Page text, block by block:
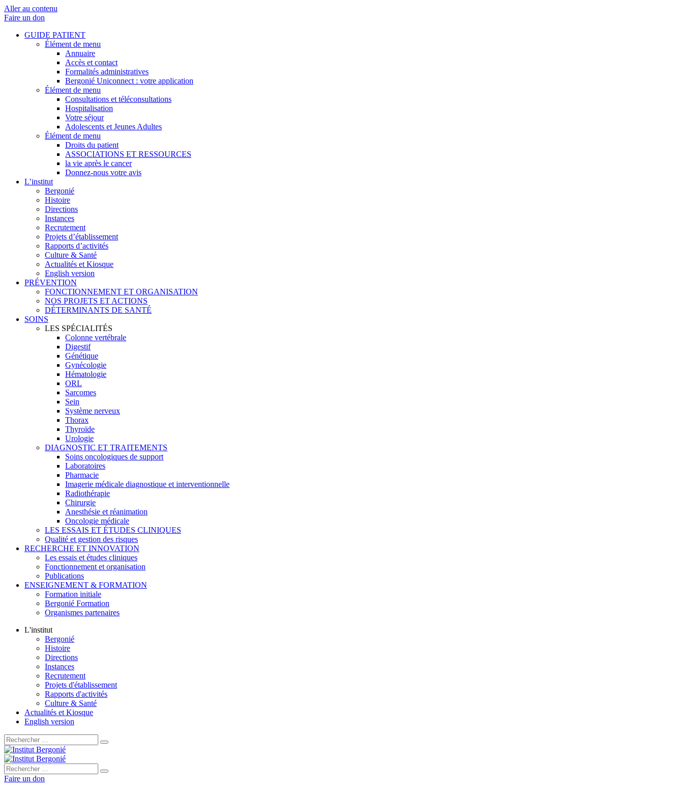
Aller au contenu
Faire un don
GUIDE PATIENT
Élément de menu
Annuaire
Accès et contact
Formalités administratives
Bergonié Uniconnect : votre application
Élément de menu
Consultations et téléconsultations
Hospitalisation
Votre séjour
Adolescents et Jeunes Adultes
Élément de menu
Droits du patient
ASSOCIATIONS ET RESSOURCES
la vie après le cancer
Donnez-nous votre avis
L’institut
Bergonié
Histoire
Directions
Instances
Recrutement
Projets d’établissement
Rapports d’activités
Culture & Santé
Actualités et Kiosque
English version
PRÉVENTION
FONCTIONNEMENT ET ORGANISATION
NOS PROJETS ET ACTIONS
DÉTERMINANTS DE SANTÉ
SOINS
LES SPÉCIALITÉS
Colonne vertébrale
Digestif
Génétique
Gynécologie
Hématologie
ORL
Sarcomes
Sein
Système nerveux
Thorax
Thyroïde
Urologie
DIAGNOSTIC ET TRAITEMENTS
Soins oncologiques de support
Laboratoires
Pharmacie
Imagerie médicale diagnostique et interventionnelle
Radiothérapie
Chirurgie
Anesthésie et réanimation
Oncologie médicale
LES ESSAIS ET ÉTUDES CLINIQUES
Qualité et gestion des risques
RECHERCHE ET INNOVATION
Les essais et études cliniques
Fonctionnement et organisation
Publications
ENSEIGNEMENT & FORMATION
Formation initiale
Bergonié Formation
Organismes partenaires
L'institut
Bergonié
Histoire
Directions
Instances
Recrutement
Projets d'établissement
Rapports d'activités
Culture & Santé
Actualités et Kiosque
English version
Rechercher :
Rechercher :
Faire un don